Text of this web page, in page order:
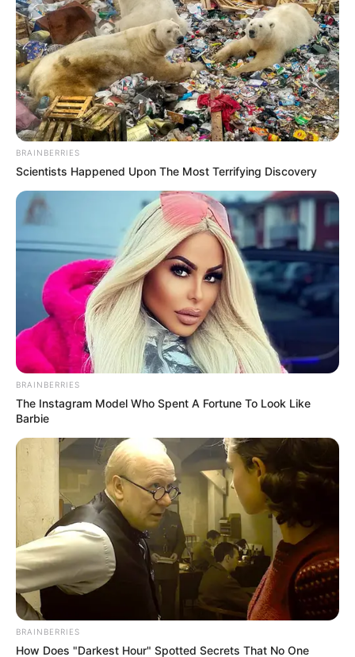
Posted
in
Friss hírek
Elege lett Magyar Péternek,
olyat lép, amitől az összes
fideszes kiakadt
bySzerző • June 28, 2026
BRAINBERRIES
Scientists Happened Upon The Most Terrifying Discovery
BRAINBERRIES
The Instagram Model Who Spent A Fortune To Look Like
Barbie
BRAINBERRIES
How Does "Darkest Hour" Spotted Secrets That No One